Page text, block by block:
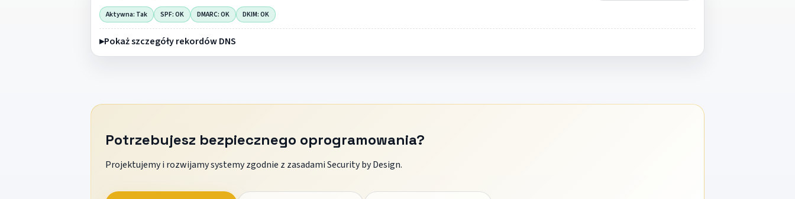
Aktywna: Tak SPF: OK DMARC: OK DKIM: OK
Pokaż szczegóły rekordów DNS
Potrzebujesz bezpiecznego oprogramowania?
Projektujemy i rozwijamy systemy zgodnie z zasadami Security by Design.